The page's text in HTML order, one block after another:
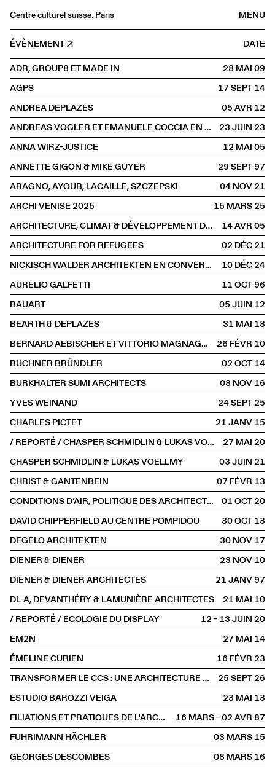
MENU
Centre culturel suisse. Paris
Agenda
Librairie
Buvette
Archives
Médiathèque
Éditions
Informations
FR/EN
PAROLE Architecture
ÉVÈNEMENT
DATE
ADR, GROUP8 ET MADE IN
28 MAI2009
AGPS
17 SEPT2014
ANDREA DEPLAZES
05 AVR2012
ANDREAS VOGLER ET EMANUELE COCCIA EN CONVERSATION AVEC CHARLOTTE POUPON
23 JUIN2023
ANNA WIRZ-JUSTICE
12 MAI2005
ANNETTE GIGON & MIKE GUYER
29 SEPT1997
ARAGNO, AYOUB, LACAILLE, SZCZEPSKI
04 NOV2021
ARCHI VENISE 2025
15 MARS2025
ARCHITECTURE, CLIMAT & DÉVELOPPEMENT DURABLE
14 AVR2005
ARCHITECTURE FOR REFUGEES
02 DÉC2021
NICKISCH WALDER ARCHITEKTEN EN CONVERSATION AVEC OLIVIA FUNES LASTRA
10 DÉC2024
AURELIO GALFETTI
11 OCT1996
BAUART
05 JUIN2012
BEARTH & DEPLAZES
31 MAI2018
BERNARD AEBISCHER ET VITTORIO MAGNAGO LAMPUGNANI
26 FÉVR2010
BUCHNER BRÜNDLER
02 OCT2014
BURKHALTER SUMI ARCHITECTS
08 NOV2016
YVES WEINAND
24 SEPT2025
CHARLES PICTET
21 JANV2015
/ REPORTÉ / CHASPER SCHMIDLIN & LUKAS VOELLMY
27 MAI2020
CHASPER SCHMIDLIN & LUKAS VOELLMY
03 JUIN2021
CHRIST & GANTENBEIN
07 FÉVR2013
CONDITIONS D’AIR, POLITIQUE DES ARCHITECTURES PAR L’AMBIANCE
01 OCT2020
DAVID CHIPPERFIELD AU CENTRE POMPIDOU
30 OCT2013
DEGELO ARCHITEKTEN
30 NOV2017
DIENER & DIENER
23 NOV2010
DIENER & DIENER ARCHITECTES
21 JANV1997
DL-A, DEVANTHÉRY & LAMUNIÈRE ARCHITECTES
21 MAI2010
/ REPORTÉ / ECOLOGIE DU DISPLAY
12 – 13 JUIN2020
EM2N
27 MAI2014
ÉMELINE CURIEN
16 FÉVR2023
TRANSFORMER LE CCS : UNE ARCHITECTURE DE L'ALTÉRATION
25 SEPT2026
ESTUDIO BAROZZI VEIGA
23 MAI2013
FILIATIONS ET PRATIQUES DE L'ARCHITECTURE CONTEMPORAINE EN SUISSE
16 MARS – 02 AVR1987
FUHRIMANN HÄCHLER
03 MARS2015
GEORGES DESCOMBES
08 MARS2016